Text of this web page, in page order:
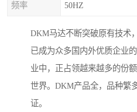
频率 50HZ
DKM马达不断突破原有技术
已成为众多国内外优质企业
业中，正占领越来越多的份
世界。DKM产品全，品种繁
证。